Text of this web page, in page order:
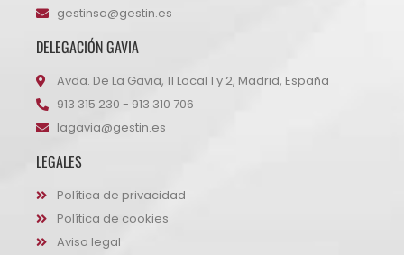
gestinsa@gestin.es
DELEGACIÓN GAVIA
Avda. De La Gavia, 11 Local 1 y 2, Madrid, España
913 315 230 - 913 310 706
lagavia@gestin.es
LEGALES
Política de privacidad
Política de cookies
Aviso legal